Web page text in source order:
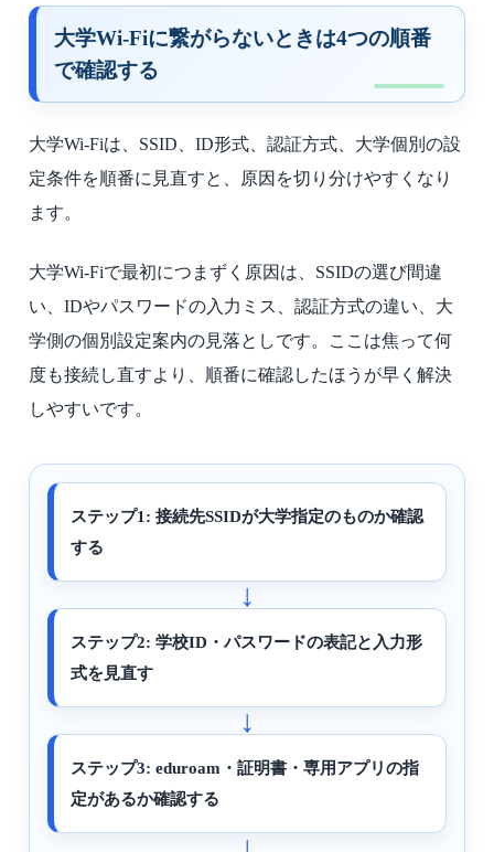
大学Wi-Fiに繋がらないときは4つの順番
で確認する
大学Wi-Fiは、SSID、ID形式、認証方式、大学個別の設
定条件を順番に見直すと、原因を切り分けやすくなり
ます。
大学Wi-Fiで最初につまずく原因は、SSIDの選び間違
い、IDやパスワードの入力ミス、認証方式の違い、大
学側の個別設定案内の見落としです。ここは焦って何
度も接続し直すより、順番に確認したほうが早く解決
しやすいです。
ステップ1: 接続先SSIDが大学指定のものか確認
する
ステップ2: 学校ID・パスワードの表記と入力形
式を見直す
ステップ3: eduroam・証明書・専用アプリの指
定があるか確認する